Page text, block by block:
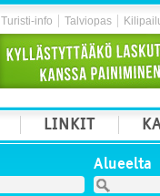
Turisti-info Talviopas
LINKIT
Alueelta